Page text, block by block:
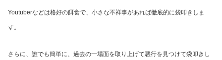
Youtuberなどは格好の餌食で、小さな不祥事があれば徹底的に袋叩きしま
す。
さらに、誰でも簡単に、過去の一場面を取り上げて悪行を見つけて袋叩きし